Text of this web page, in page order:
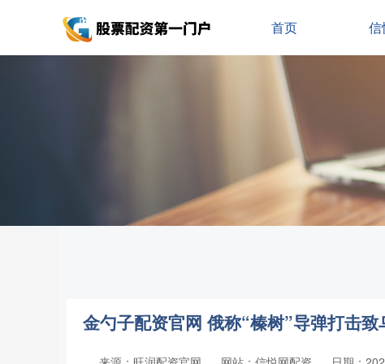
首页 信
金勺子配资官网 俄称“榛树”导弹打击